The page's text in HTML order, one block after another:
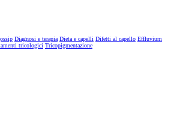
Diagnosi e terapia Dieta e capelli Difetti al capello Effluvium
tricologici Tricopigmentazione